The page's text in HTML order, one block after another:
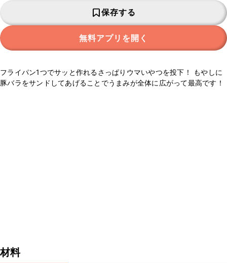
保存する
無料アプリを開く
フライパン1つでサッと作れるさっぱりウマいやつを投下！ もやしに
豚バラをサンドしてあげることでうまみが全体に広がって最高です！
材料